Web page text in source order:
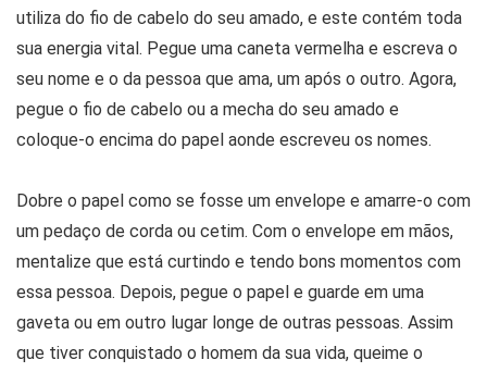
utiliza do fio de cabelo do seu amado, e este contém toda
sua energia vital. Pegue uma caneta vermelha e escreva o
seu nome e o da pessoa que ama, um após o outro. Agora,
pegue o fio de cabelo ou a mecha do seu amado e
coloque-o encima do papel aonde escreveu os nomes.
Dobre o papel como se fosse um envelope e amarre-o com
um pedaço de corda ou cetim. Com o envelope em mãos,
mentalize que está curtindo e tendo bons momentos com
essa pessoa. Depois, pegue o papel e guarde em uma
gaveta ou em outro lugar longe de outras pessoas. Assim
que tiver conquistado o homem da sua vida, queime o